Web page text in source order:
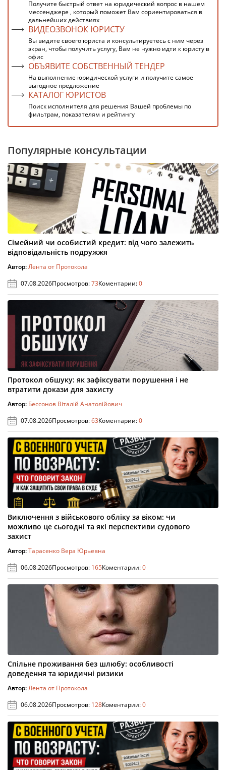
Получите быстрый ответ на юридический вопрос в нашем
мессенджере , который поможет Вам сориентироваться в
дальнейших действиях
ВИДЕОЗВОНОК ЮРИСТУ
Вы видите своего юриста и консультируетесь с ним через
экран, чтобы получить услугу, Вам не нужно идти к юристу в
офис
ОБЪЯВИТЕ СОБСТВЕННЫЙ ТЕНДЕР
На выполнение юридической услуги и получите самое
выгодное предложение
КАТАЛОГ ЮРИСТОВ
Поиск исполнителя для решения Вашей проблемы по
фильтрам, показателям и рейтингу
Популярные консультации
Сімейний чи особистий кредит: від чого залежить
відповідальність подружжя
Автор:Лента от Протокола
07.08.2026Просмотров:73Коментарии:0
Протокол обшуку: як зафіксувати порушення і не
втратити докази для захисту
Автор: Бессонов Віталій Анатолійович
07.08.2026Просмотров:63Коментарии:0
Виключення з військового обліку за віком: чи
можливо це сьогодні та які перспективи судового
захист
Автор:Тарасенко Вера Юрьевна
06.08.2026Просмотров: 165Коментарии:0
Спільне проживання без шлюбу: особливості
доведення та юридичні ризики
Автор:Лента от Протокола
06.08.2026Просмотров: 128Коментарии:0